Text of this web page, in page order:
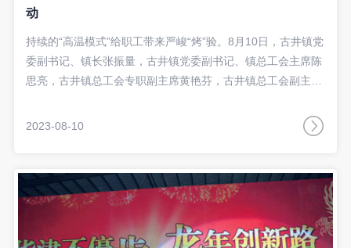
动
持续的“高温模式”给职工带来严峻“烤”验。8月10日，古井镇党
委副书记、镇长张振量，古井镇党委副书记、镇总工会主席陈
思亮，古井镇总工会专职副主席黄艳芬，古井镇总工会副主席
集团副总经理黄文杰带领相关部门负责人陪同慰问。
2023-08-10